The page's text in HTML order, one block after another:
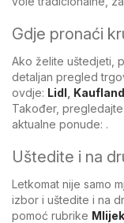
Gdje pronaći
Ako želite uštedjeti,
detaljan pregled
ovdje: Lidl Kaufland
Također, pregledajte
aktualne ponude: .
Uštedite i na
Letkomat nije samo
izbor i uštedite i na
pomoć rubrike